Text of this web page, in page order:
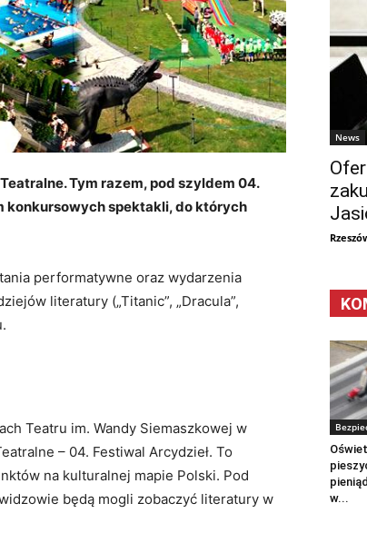
Tym razem, pod szyldem 04.
konkursowych spektakli, do których
performatywne oraz wydarzenia
literatury („Titanic”, „Dracula”,
Teatru im. Wandy Siemaszkowej w
– 04. Festiwal Arcydzieł. To
na kulturalnej mapie Polski. Pod
będą mogli zobaczyć literatury w
News
w...